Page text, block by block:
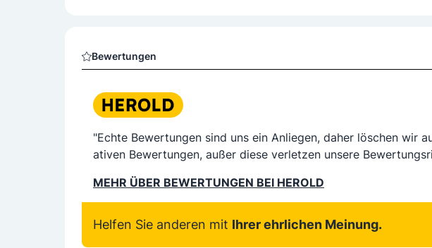
Bewertungen
"Echte Bewertungen sind uns ein Anliegen, daher löschen wir
ativen Bewertungen, außer diese verletzen unsere
MEHR ÜBER BEWERTUNGEN BEI HEROLD
Helfen Sie anderen mit Ihrer ehrlichen Meinung.